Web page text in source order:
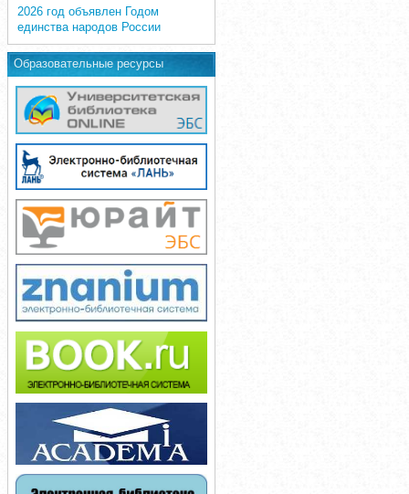
2026 год объявлен Годом
единства народов России
Образовательные ресурсы